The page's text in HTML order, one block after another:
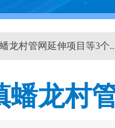
龙村管网延伸项目等3个
蟠龙村